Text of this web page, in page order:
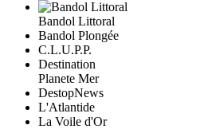
Bandol Littoral
Bandol Plongée
C.L.U.P.P.
Destination
Planete Mer
DestopNews
L'Atlantide
La Voile d'Or